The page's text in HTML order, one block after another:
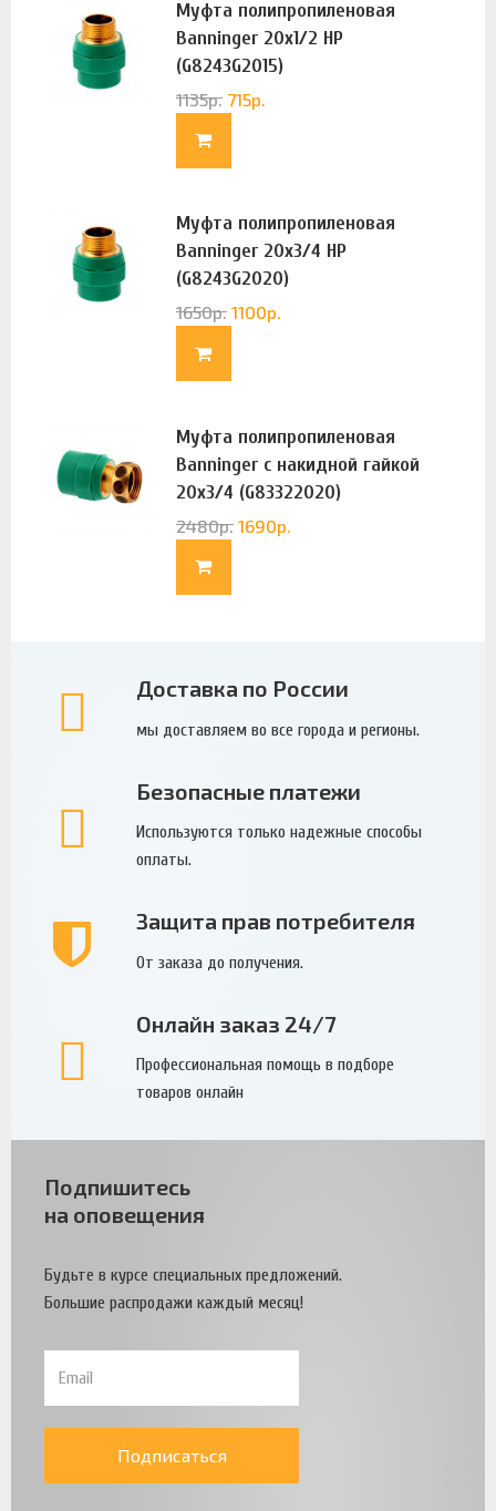
Муфта полипропиленовая
Banninger 20х1/2 НР
(G8243G2015)
1135р. 715р.
Муфта полипропиленовая
Banninger 20х3/4 НР
(G8243G2020)
1650р. 1100р.
Муфта полипропиленовая
Banninger с накидной гайкой
20х3/4 (G83322020)
2480р. 1690р.
Доставка по России
мы доставляем во все города и регионы.
Безопасные платежи
Используются только надежные способы
оплаты.
Защита прав потребителя
От заказа до получения.
Онлайн заказ 24/7
Профессиональная помощь в подборе
товаров онлайн
Подпишитесь
на оповещения
Будьте в курсе специальных предложений.
Большие распродажи каждый месяц!
Подписаться